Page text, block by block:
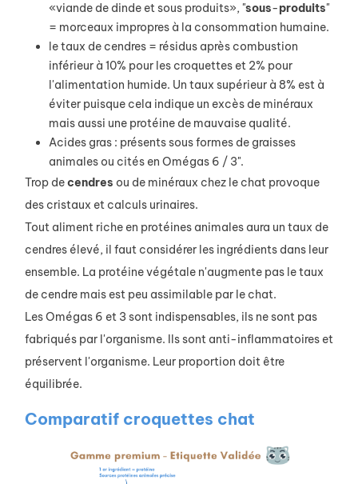
«viande de dinde et sous produits», "sous-produits"
= morceaux impropres à la consommation humaine.
le taux de cendres = résidus après combustion
inférieur à 10% pour les croquettes et 2% pour
l'alimentation humide. Un taux supérieur à 8% est à
éviter puisque cela indique un excès de minéraux
mais aussi une protéine de mauvaise qualité.
Acides gras : présents sous formes de graisses
animales ou cités en Omégas 6 / 3".
Trop decendres ou de minéraux chez le chat provoque
des cristaux et calculs urinaires.
Tout aliment riche en protéines animales aura un taux de
cendres élevé, il faut considérer les ingrédients dans leur
ensemble. La protéine végétale n'augmente pas le taux
de cendre mais est peu assimilable par le chat.
Les Omégas 6 et 3 sont indispensables, ils ne sont pas
fabriqués par l'organisme. Ils sont anti-inflammatoires et
préservent l'organisme. Leur proportion doit être
équilibrée.
Comparatif croquettes chat